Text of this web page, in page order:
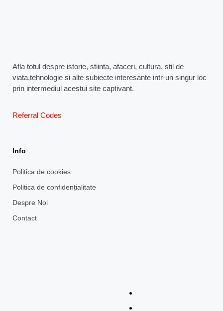
Afla totul despre istorie, stiinta, afaceri, cultura, stil de
viata,tehnologie si alte subiecte interesante intr-un singur loc
prin intermediul acestui site captivant.
Referral Codes
Info
Politica de cookies
Politica de confidențialitate
Despre Noi
Contact